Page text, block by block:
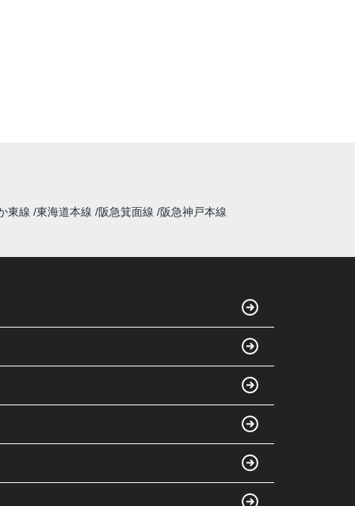
東線 東海道本線 阪急箕面線
阪急神戸本線